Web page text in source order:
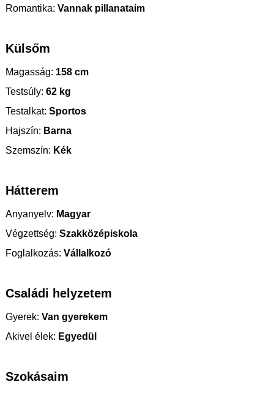
Romantika: Vannak pillanataim
Külsőm
Magasság: 158 cm
Testsúly: 62 kg
Testalkat: Sportos
Hajszín: Barna
Szemszín: Kék
Hátterem
Anyanyelv: Magyar
Végzettség: Szakközépiskola
Foglalkozás: Vállalkozó
Családi helyzetem
Gyerek: Van gyerekem
Akivel élek: Egyedül
Szokásaim